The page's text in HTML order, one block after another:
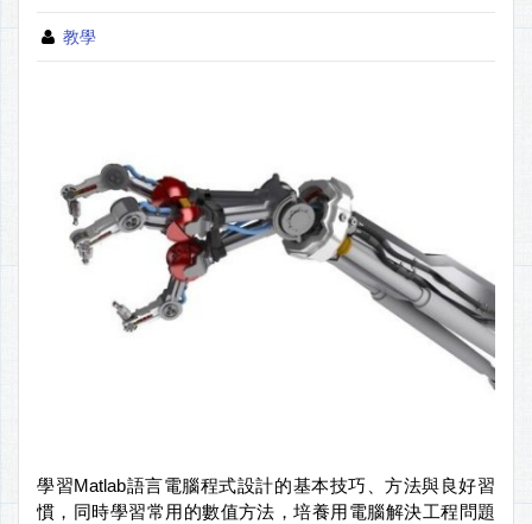
教學
學習Matlab語言電腦程式設計的基本技巧、方法與良好習
慣，同時學習常用的數值方法，培養用電腦解決工程問題